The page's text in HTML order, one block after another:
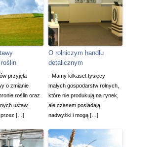
przyjęła
o zmianie
roślin oraz
ustaw,
przez […]
O rolniczym handlu
detalicznym
- Mamy kilkaset tysięcy
małych gospodarstw rolnych,
które nie produkują na rynek,
ale czasem posiadają
nadwyżki i mogą […]